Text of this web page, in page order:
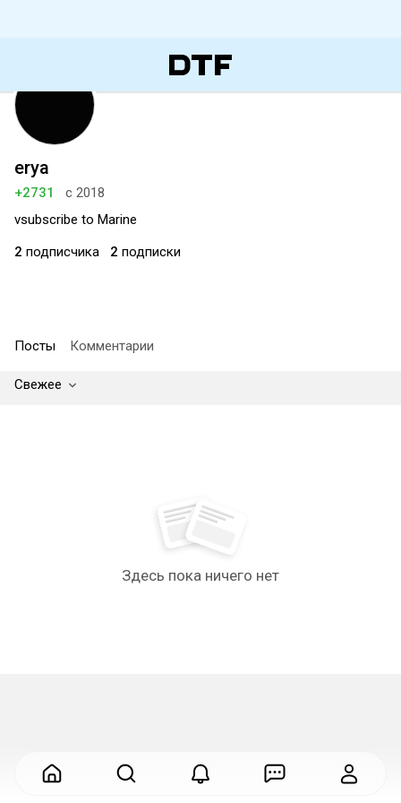
erya
+2731
с 2018
vsubscribe to Marine
2 подписчика 2 подписки
Посты Комментарии
Свежее
Здесь пока ничего нет